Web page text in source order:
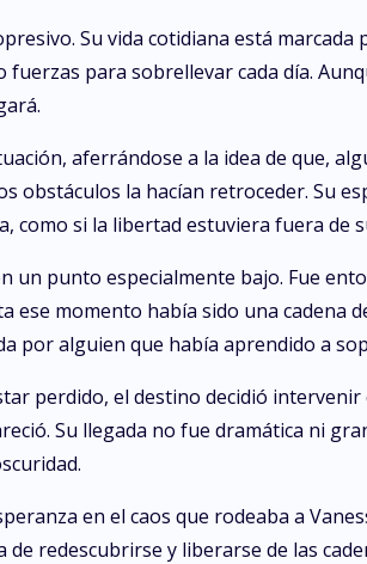
Su vida cotidiana está
para sobrellevar cada día.
aferrándose a la idea de que,
obstáculos la hacían retroceder. Su
si la libertad estuviera fuera de
punto especialmente bajo. Fue
momento había sido una cadena
por alguien que había aprendido a
perdido, el destino decidió
Su llegada no fue dramática ni
en el caos que rodeaba a
redescubrirse y liberarse de las